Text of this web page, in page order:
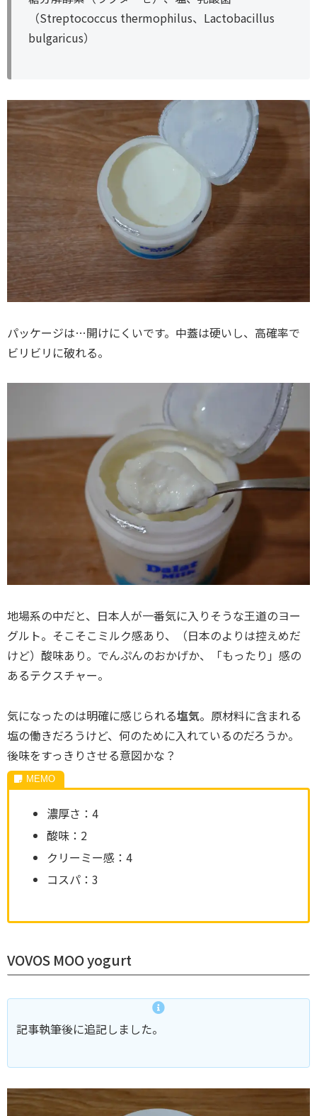
（Streptococcus thermophilus、Lactobacillus
bulgaricus）
パッケージは…開けにくいです。中蓋は硬いし、高確率で
ビリビリに破れる。
地場系の中だと、日本人が一番気に入りそうな王道のヨー
グルト。そこそこミルク感あり、（日本のよりは控えめだ
けど）酸味あり。でんぷんのおかげか、「もったり」感の
あるテクスチャー。
気になったのは明確に感じられる塩気。原材料に含まれる
塩の働きだろうけど、何のために入れているのだろうか。
後味をすっきりさせる意図かな？
濃厚さ：4
酸味：2
クリーミー感：4
コスパ：3
VOVOS MOO yogurt
記事執筆後に追記しました。